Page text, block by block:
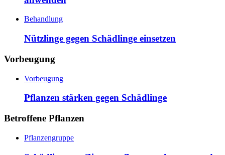
Behandlung
Nützlinge gegen Schädlinge einsetzen
Vorbeugung
Vorbeugung
Pflanzen stärken gegen Schädlinge
Betroffene Pflanzen
Pflanzengruppe